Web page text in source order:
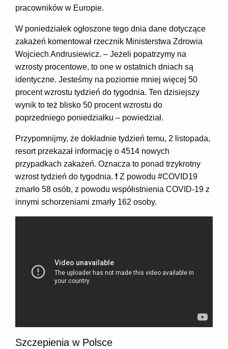
pracowników w Europie.
W poniedziałek ogłoszone tego dnia dane dotyczące
zakażeń komentował rzecznik Ministerstwa Zdrowia
Wojciech Andrusiewicz. – Jeżeli popatrzymy na
wzrosty procentowe, to one w ostatnich dniach są
identyczne. Jesteśmy na poziomie mniej więcej 50
procent wzrostu tydzień do tygodnia. Ten dzisiejszy
wynik to też blisko 50 procent wzrostu do
poprzedniego poniedziałku – powiedział.
Przypomnijmy, że dokładnie tydzień temu, 2 listopada,
resort przekazał informację o 4514 nowych
przypadkach zakażeń. Oznacza to ponad trzykrotny
wzrost tydzień do tygodnia. ❗ Z powodu #COVID19
zmarło 58 osób, z powodu współistnienia COVID-19 z
innymi schorzeniami zmarły 162 osoby.
Szczepienia w Polsce